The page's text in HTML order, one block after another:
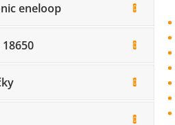
eneloop